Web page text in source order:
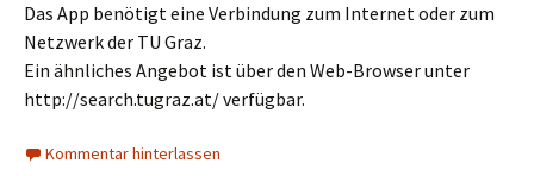
Das App benötigt eine Verbindung zum Internet oder zum
Netzwerk der TU Graz.
Ein ähnliches Angebot ist über den Web-Browser unter
http://search.tugraz.at/ verfügbar.
Kommentar hinterlassen